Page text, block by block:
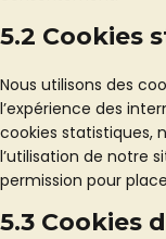
5.2 Cookies
Nous utilisons des
l’expérience des
cookies statistiques,
l’utilisation de notre
permission pour
5.3 Cookies